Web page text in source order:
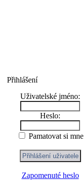
Přihlášení
Uživatelské jméno:
Heslo:
Pamatovat si mne
Zapomenuté heslo